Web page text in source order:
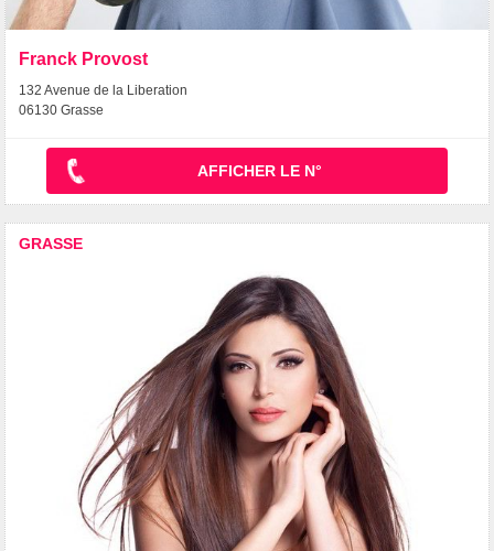
Franck Provost
132 Avenue de la Liberation
06130 Grasse
AFFICHER LE N°
GRASSE